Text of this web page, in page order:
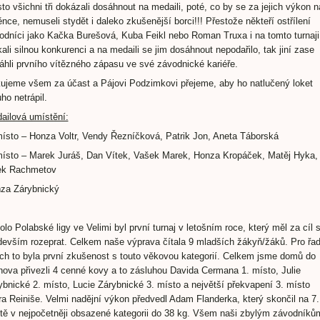
všichni tři dokázali dosáhnout na medaili, poté, co by se za jejich výkon
nemuseli stydět i daleko zkušenější borci!!! Přestože někteří ostřílení
jako Kačka Burešová, Kuba Feikl nebo Roman Truxa i na tomto turnaji
silnou konkurenci a na medaili se jim dosáhnout nepodařilo, tak jiní zase
prvního vítězného zápasu ve své závodnické kariéře.
všem za účast a Pájovi Podzimkovi přejeme, aby ho natlučený loket
netrápil.
umístění:
– Honza Voltr, Vendy Řezníčková, Patrik Jon, Aneta Táborská
– Marek Juráš, Dan Vítek, Vašek Marek, Honza Kropáček, Matěj Hyka,
Rachmetov
Zárybnický
Polabské ligy ve Velimi byl první turnaj v letošním roce, který měl za cíl
rozeprat. Celkem naše výprava čítala 9 mladších žákyň/žáků. Pro
to byla první zkušenost s touto věkovou kategorií. Celkem jsme domů do
přivezli 4 cenné kovy a to zásluhou Davida Cermana 1. místo, Julie
2. místo, Lucie Zárybnické 3. místo a největší překvapení 3. místo
Reiniše. Velmi nadějní výkon předvedl Adam Flanderka, který skončil na 7.
v nejpočetněji obsazené kategorii do 38 kg. Všem naši zbylým